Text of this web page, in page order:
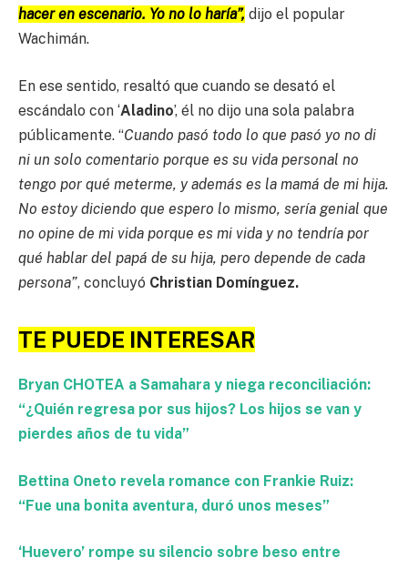
hacer en escenario. Yo no lo haría”, dijo el popular
Wachimán.
En ese sentido, resaltó que cuando se desató el
escándalo con ‘Aladino’, él no dijo una sola palabra
públicamente. “Cuando pasó todo lo que pasó yo no di
ni un solo comentario porque es su vida personal no
tengo por qué meterme, y además es la mamá de mi hija.
No estoy diciendo que espero lo mismo, sería genial que
no opine de mi vida porque es mi vida y no tendría por
qué hablar del papá de su hija, pero depende de cada
persona”, concluyó Christian Domínguez.
TE PUEDE INTERESAR
Bryan CHOTEA a Samahara y niega reconciliación:
“¿Quién regresa por sus hijos? Los hijos se van y
pierdes años de tu vida”
Bettina Oneto revela romance con Frankie Ruiz:
“Fue una bonita aventura, duró unos meses”
‘Huevero’ rompe su silencio sobre beso entre